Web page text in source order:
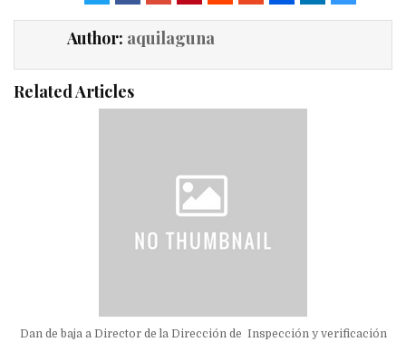
Author: aquilaguna
Related Articles
Dan de baja a Director de la Dirección de Inspección y verificación